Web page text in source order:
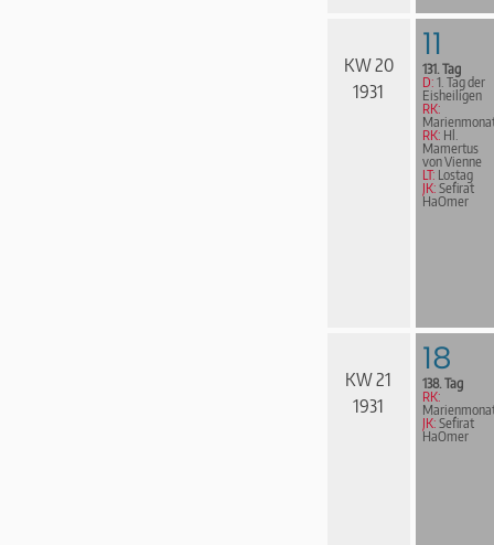
KW 20
1931
11
131. Tag
D: 1. Tag der
Eisheiligen
RK:
RK: Hl.
Mamertus
von Vienne
LT: Lostag
JK: Sefirat
HaOmer
KW 21
1931
18
138. Tag
RK:
JK: Sefirat
HaOmer